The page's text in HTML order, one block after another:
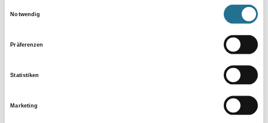
Notwendig
Präferenzen
Statistiken
Marketing
Gebinde